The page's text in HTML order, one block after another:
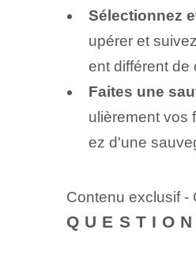
Sélectionnez
upérer et
ent différent de
Faites une
ulièrement vos
ez d'une
Contenu exclusif -